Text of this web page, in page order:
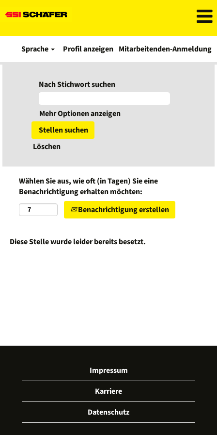
Sprache Profil anzeigen Mitarbeitenden-Anmeldung
Nach Stichwort suchen
Mehr Optionen anzeigen
Löschen
Wählen Sie aus, wie oft (in Tagen) Sie eine
Benachrichtigung erhalten möchten:
Benachrichtigung erstellen
Diese Stelle wurde leider bereits besetzt.
Impressum
Karriere
Datenschutz